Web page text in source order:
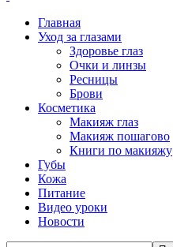
Главная
Уход за глазами
Здоровье глаз
Очки и линзы
Ресницы
Брови
Косметика
Макияж глаз
Макияж пошагово
Книги по макияжу
Губы
Кожа
Питание
Видео уроки
Новости